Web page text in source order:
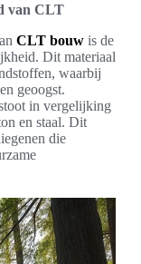
van CLT
CLT bouw is de
Dit materiaal
waarbij
geoogst.
in vergelijking
en staal. Dit
die